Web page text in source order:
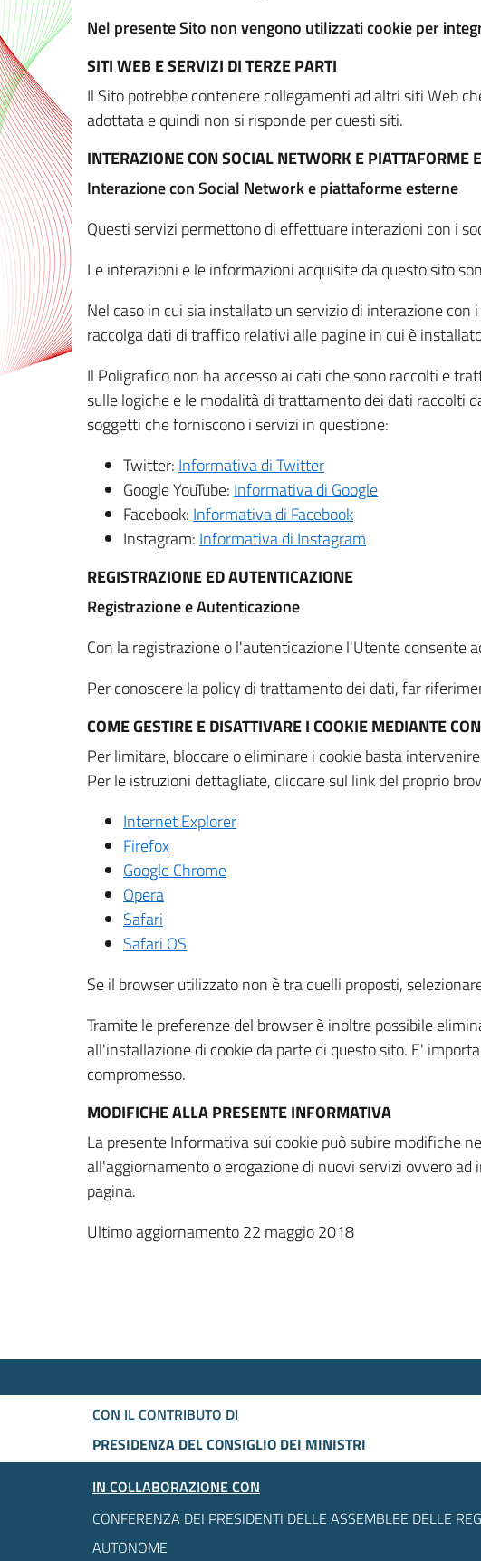
Nel presente Sito non vengono utilizzati cookie per
SITI WEB E SERVIZI DI TERZE PARTI
Il Sito potrebbe contenere collegamenti ad altri siti Web
adottata e quindi non si risponde per questi siti.
INTERAZIONE CON SOCIAL NETWORK E PIATTAFORME
Interazione con Social Network e piattaforme esterne
Questi servizi permettono di effettuare interazioni con i
Le interazioni e le informazioni acquisite da questo sito
Nel caso in cui sia installato un servizio di interazione
raccolga dati di traffico relativi alle pagine in cui è
Il Poligrafico non ha accesso ai dati che sono raccolti e
sulle logiche e le modalità di trattamento dei dati raccolti
soggetti che forniscono i servizi in questione:
Twitter: Informativa di Twitter
Google YouTube: Informativa di Google
Facebook: Informativa di Facebook
Instagram: Informativa di Instagram
REGISTRAZIONE ED AUTENTICAZIONE
Registrazione e Autenticazione
Con la registrazione o l'autenticazione l'Utente consente
Per conoscere la policy di trattamento dei dati, far
COME GESTIRE E DISATTIVARE I COOKIE MEDIANTE
Per limitare, bloccare o eliminare i cookie basta
Per le istruzioni dettagliate, cliccare sul link del proprio
Internet Explorer
Firefox
Google Chrome
Opera
Safari
Safari OS
Se il browser utilizzato non è tra quelli proposti,
Tramite le preferenze del browser è inoltre possibile
all'installazione di cookie da parte di questo sito. E'
compromesso.
MODIFICHE ALLA PRESENTE INFORMATIVA
La presente Informativa sui cookie può subire modifiche
all'aggiornamento o erogazione di nuovi servizi ovvero
pagina.
Ultimo aggiornamento 22 maggio 2018
CON IL CONTRIBUTO DI
PRESIDENZA DEL CONSIGLIO DEI MINISTRI
IN COLLABORAZIONE CON
CONFERENZA DEI PRESIDENTI DELLE ASSEMBLEE DELLE
AUTONOME